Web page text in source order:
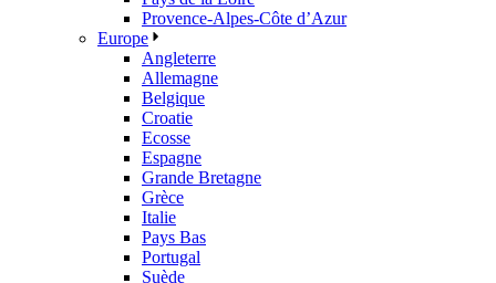
Provence-Alpes-Côte d’Azur
Europe
Angleterre
Allemagne
Belgique
Croatie
Ecosse
Espagne
Grande Bretagne
Grèce
Italie
Pays Bas
Portugal
Suède